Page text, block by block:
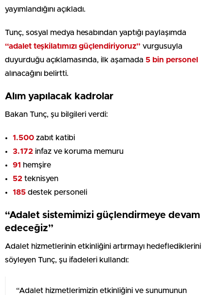
yayımlandığını açıkladı.
Tunç, sosyal medya hesabından yaptığı paylaşımda
“adalet teşkilatımızı güçlendiriyoruz” vurgusuyla
duyurduğu açıklamasında, ilk aşamada 5 bin personel
alınacağını belirtti.
Alım yapılacak kadrolar
Bakan Tunç, şu bilgileri verdi:
1.500 zabıt katibi
3.172 infaz ve koruma memuru
91 hemşire
52 teknisyen
185 destek personeli
“Adalet sistemimizi güçlendirmeye devam
edeceğiz”
Adalet hizmetlerinin etkinliğini artırmayı hedeflediklerini
söyleyen Tunç, şu ifadeleri kullandı:
“Adalet hizmetlerimizin etkinliğini ve sunumunun